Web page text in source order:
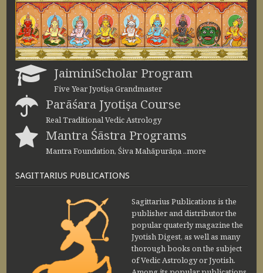
JaiminiScholar Program
Five Year Jyotiṣa Grandmaster
Parāśara Jyotiṣa Course
Real Traditional Vedic Astrology
Mantra Śāstra Programs
Mantra Foundation, Śiva Mahāpurāṇa ..more
SAGITTARIUS PUBLICATIONS
Sagittarius Publications is the
publisher and distributor the
popular quaterly magazine the
Jyotish Digest, as well as many
thorough books on the subject
of Vedic Astrology or Jyotish.